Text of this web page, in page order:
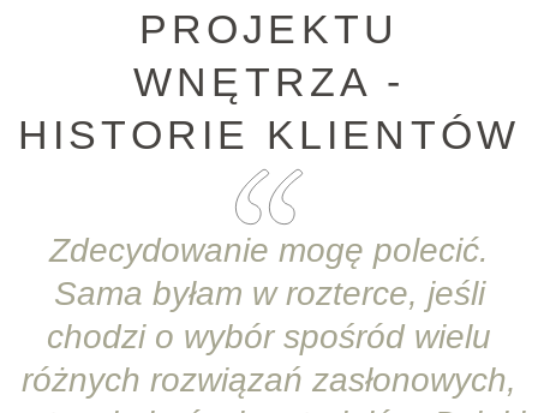
PROJEKTU
WNĘTRZA -
HISTORIE KLIENTÓW
Zdecydowanie mogę polecić.
Sama byłam w rozterce, jeśli
chodzi o wybór spośród wielu
różnych rozwiązań zasłonowych,